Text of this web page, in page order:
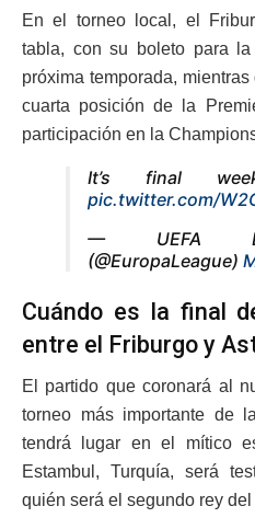
En el torneo local, el
tabla, con su boleto para
próxima temporada,
cuarta posición de la
participación en la
It’s final
pic.twitter.com/
— UEFA
(@EuropaLeague)
Cuándo es la final
entre el Friburgo y
El partido que coronará al
torneo más importante de
tendrá lugar en el mítico
Estambul, Turquía, será
quién será el segundo rey